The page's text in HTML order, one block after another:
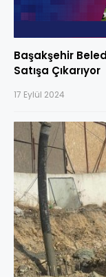
Başakşehir
Satışa Çıkarıyor
17 Eylül 2024